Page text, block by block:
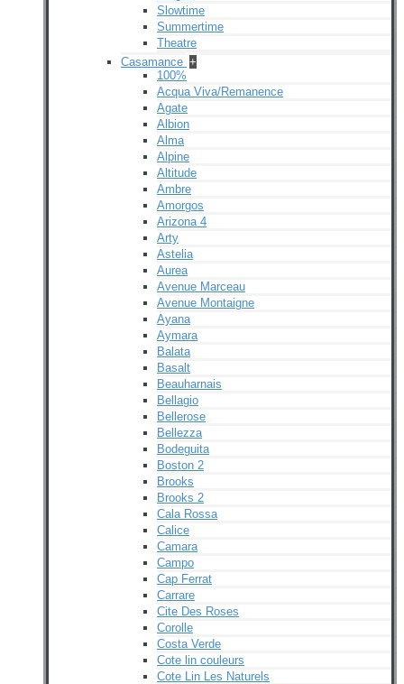
Slowtime
Summertime
Theatre
Casamance +
100%
Acqua Viva/Remanence
Agate
Albion
Alma
Alpine
Altitude
Ambre
Amorgos
Arizona 4
Arty
Astelia
Aurea
Avenue Marceau
Avenue Montaigne
Ayana
Aymara
Balata
Basalt
Beauharnais
Bellagio
Bellerose
Bellezza
Bodeguita
Boston 2
Brooks
Brooks 2
Cala Rossa
Calice
Camara
Campo
Cap Ferrat
Carrare
Cite Des Roses
Corolle
Costa Verde
Cote lin couleurs
Cote Lin Les Naturels